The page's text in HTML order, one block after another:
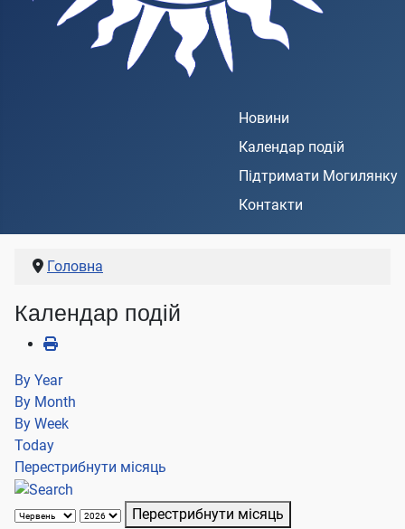
Новини
Календар подій
Підтримати Могилянку
Контакти
Головна
Календар подій
By Year
By Month
By Week
Today
Перестрибнути місяць
Перестрибнути місяць